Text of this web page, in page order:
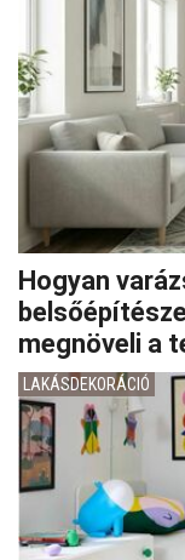
Hogyan
megnöveli a
LAKÁSDEKORÁCIÓ